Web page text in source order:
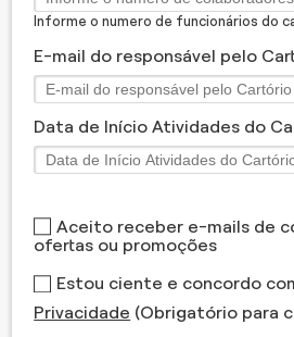
Informe o numero de funcionários do
E-mail do responsável pelo
Data de Início Atividades do
Aceito receber e-mails de
ofertas ou promoções
Estou ciente e concordo
Privacidade (Obrigatório para